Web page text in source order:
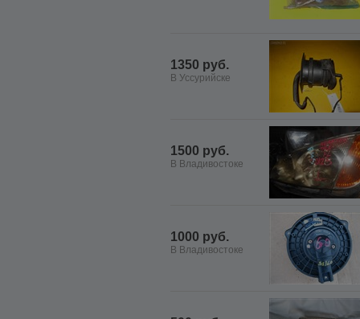
1350 руб.
В Уссурийске
1500 руб.
В Владивостоке
1000 руб.
В Владивостоке